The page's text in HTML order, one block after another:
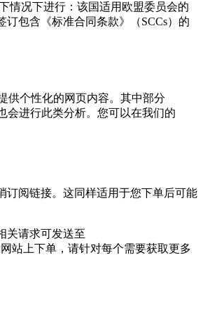
情况下进行：该国适用欧盟委员会的
包含《标准合同条款》（SCCs）的
供个性化的网页内容。其中部分
会进行此类分析。您可以在我们的
订阅链接。这同样适用于您下单后可能
关请求可发送至
站上下单，请针对每个需要获取更多